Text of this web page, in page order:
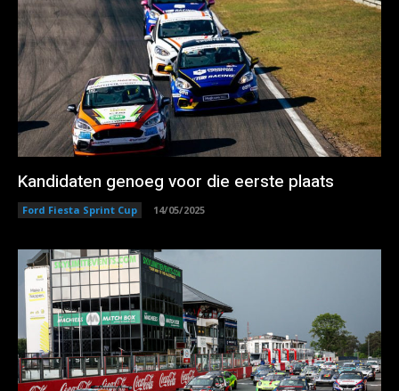
Kandidaten genoeg voor die eerste plaats
Ford Fiesta Sprint Cup 14/05/2025